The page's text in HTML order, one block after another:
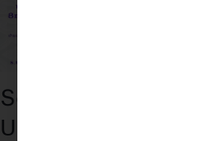
Տօն գիւտի տփոյ
Սրբուհւոյ